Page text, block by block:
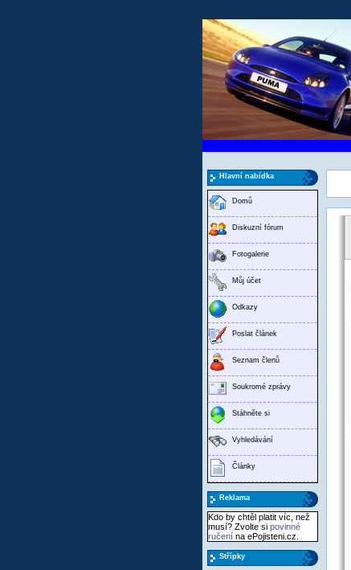
Hlavní nabídka
Domů
Diskuzní fórum
Fotogalerie
Můj účet
Odkazy
Poslat článek
Seznam členů
Soukromé zprávy
Stáhněte si
Vyhledávání
Články
Reklama
Kdo by chtěl platit víc, než
musí? Zvolte si povinné
ručení na ePojisteni.cz.
Střípky